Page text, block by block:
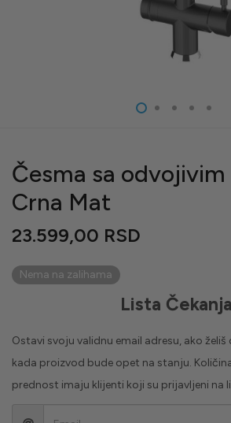
Česma sa
Crna Mat
23.599,00 RSD
Nema na zalihama
Lista Čekanja
Ostavi svoju validnu email adresu, ako
kada proizvod bude opet na stanju.
prednost imaju klijenti koji su prijavljeni na